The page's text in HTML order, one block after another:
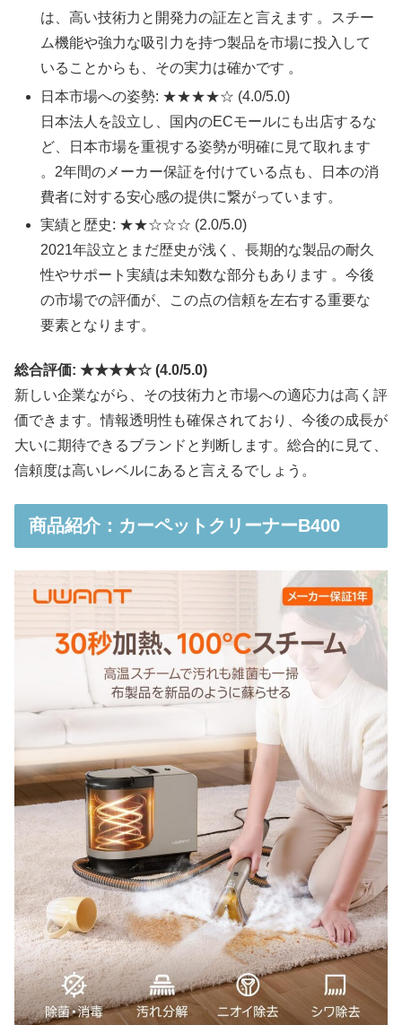
は、高い技術力と開発力の証左と言えます 。スチー
ム機能や強力な吸引力を持つ製品を市場に投入して
いることからも、その実力は確かです 。​
日本市場への姿勢: ★★★★☆ (4.0/5.0)
日本法人を設立し、国内のECモールにも出店するな
ど、日本市場を重視する姿勢が明確に見て取れます
。2年間のメーカー保証を付けている点も、日本の消
費者に対する安心感の提供に繋がっています。​
実績と歴史: ★★☆☆☆ (2.0/5.0)
2021年設立とまだ歴史が浅く、長期的な製品の耐久
性やサポート実績は未知数な部分もあります 。今後
の市場での評価が、この点の信頼を左右する重要な
要素となります。​
総合評価: ★★★★☆ (4.0/5.0)
新しい企業ながら、その技術力と市場への適応力は高く評
価できます。情報透明性も確保されており、今後の成長が
大いに期待できるブランドと判断します。総合的に見て、
信頼度は高いレベルにあると言えるでしょう。
商品紹介：カーペットクリーナーB400